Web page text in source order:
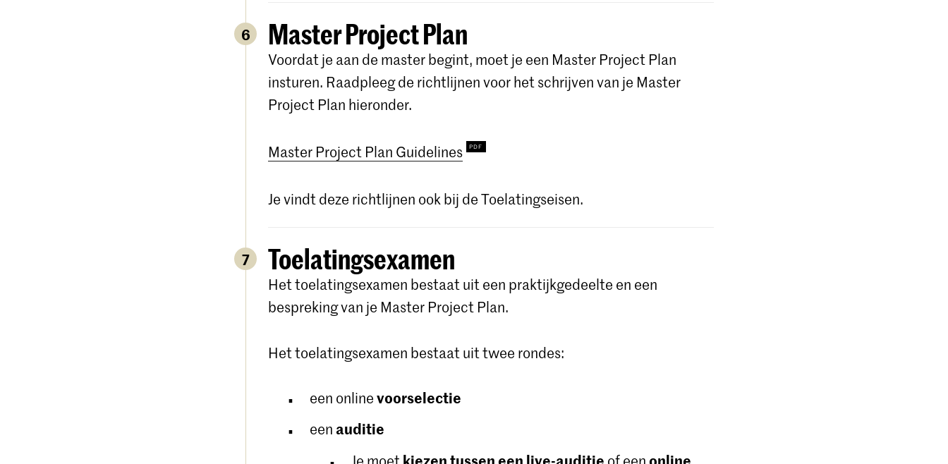
6 Master Project Plan
Voordat je aan de master begint, moet je een Master Project Plan
insturen. Raadpleeg de richtlijnen voor het schrijven van je Master
Project Plan hieronder.
Master Project Plan Guidelines
Je vindt deze richtlijnen ook bij de Toelatingseisen.
7 Toelatingsexamen
Het toelatingsexamen bestaat uit een praktijkgedeelte en een
bespreking van je Master Project Plan.
Het toelatingsexamen bestaat uit twee rondes:
een onlinevoorselectie
een auditie
Je moet kiezen tussen een live-auditie of eenonline